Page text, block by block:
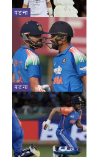
पटना
पटना